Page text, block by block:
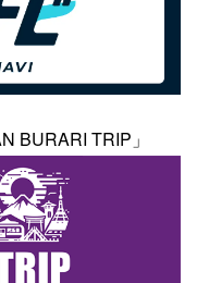
BURARI TRIP」